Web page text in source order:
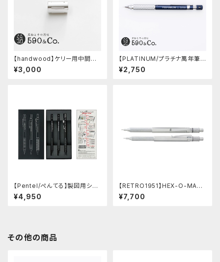
【handwood】ケリー用中間パ
ーツ/カスタムグリップ (縦溝/超
超ジュラルミン)
¥3,000
【PLATINUM/プラチナ萬年筆】
PRO-USE 241 シャープペンシ
ル (ブルー/0.5mm)
¥2,750
【Pentel/ぺんてる】製図用シャ
ープペンシル 60周年限定3本
セット
¥4,950
【RETRO1951】HEX-O-MATI
Cヘクソマティックシャープペン
シル (シルバー)
¥7,700
その他の商品